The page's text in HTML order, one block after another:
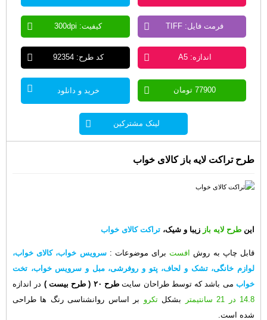
فرمت فایل: TIFF کیفیت: 300dpi
اندازه: A5 کد طرح: 92354
77900 تومان خرید و دانلود
لینک مشترکین
طرح تراکت لایه باز کالای خواب
این طرح لایه باز زیبا و شیک، تراکت کالای خواب
قابل چاپ به روش افست برای موضوعات : سرویس خواب، کالای خواب،
لوازم خانگی، تشک و لحاف، پتو و روفرشی، مبل و سرویس خواب، تخت
خواب می باشد که توسط طراحان سایت طرح ۲۰ ( طرح بیست ) در اندازه
14.8 در 21 سانتیمتر
بشکلتکرو بر اساس روانشناسی رنگ ها طراحی
شده است.